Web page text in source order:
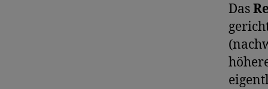
Das